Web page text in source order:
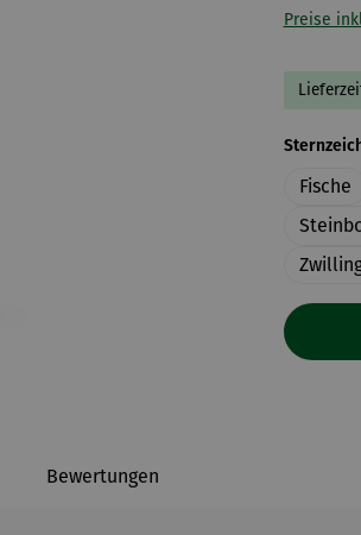
Preise
Fische
Bewertungen